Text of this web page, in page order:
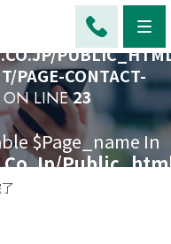
$PAGE_SLUG IN
PAGE-CONTACT-
LINE23
$page_name In
Contact-